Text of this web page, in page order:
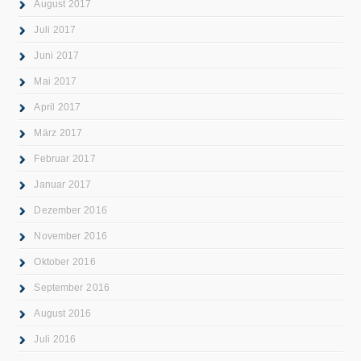
August 2017
Juli 2017
Juni 2017
Mai 2017
April 2017
März 2017
Februar 2017
Januar 2017
Dezember 2016
November 2016
Oktober 2016
September 2016
August 2016
Juli 2016